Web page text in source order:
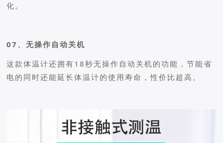
化。
07、无操作自动关机
这款体温计还拥有18秒无操作自动关机的功能，节能省
电的同时还能延长体温计的使用寿命，性价比超高。